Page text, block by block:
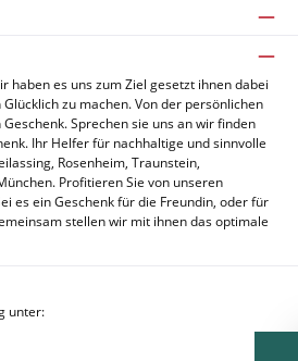
unter:
haben es uns zum Ziel gesetzt ihnen dabei
zu machen. Von der persönlichen
Sprechen sie uns an wir finden
Ihr Helfer für nachhaltige und sinnvolle
Rosenheim, Traunstein,
Profitieren Sie von unseren
es ein Geschenk für die Freundin, oder für
stellen wir mit ihnen das optimale